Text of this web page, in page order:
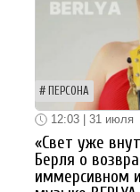
ПЕРСОНА
12:03 | 31 июля
«Свет уже
Берля о
иммерсивном